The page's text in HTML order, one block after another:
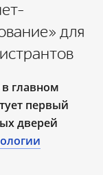
для
в главном
первый
дверей